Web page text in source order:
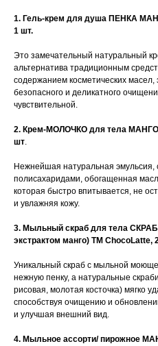
1. Гель-крем для душа ПЕНКА
1 шт.
Это замечательный натуральный
альтернатива традиционным
содержанием косметических масел,
безопасного и деликатного
чувствительной.
2. Крем-МОЛОЧКО для тела
шт.
Нежнейшая натуральная эмульсия,
полисахаридами, обогащенная
которая быстро впитывается, не
и увлажняя кожу.
3. Мыльный скраб для тела
экстрактом манго) ТМ ChocoLatte,
Уникальный скраб с мыльной
нежную пенку, а натуральные
рисовая, молотая косточка) мягко
способствуя очищению и
и улучшая внешний вид.
4. Мыльное ассорти/ пирожное